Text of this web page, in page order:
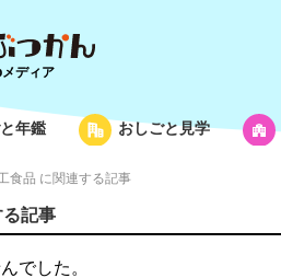
ディア
年鑑 おしごと見学
食品 に関連する記事
記事
でした。